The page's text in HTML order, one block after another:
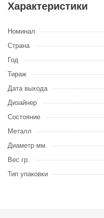
Характеристики
Номинал
Страна
Год
Тираж
Дата выхода
Дизайнер
Состояние
Металл
Диаметр мм.
Вес гр.
Тип упаковки